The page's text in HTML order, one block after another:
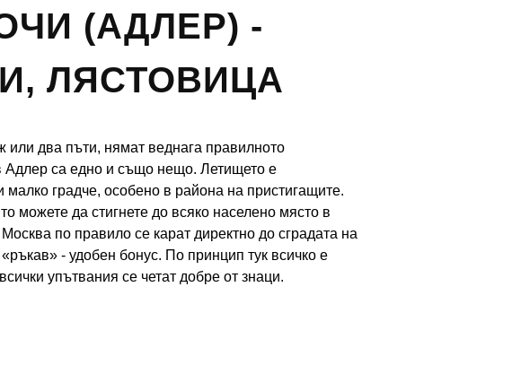
СТАТИИ ЗА СЕВИЛЯ
СТАТИИ ЗА ВАЛЕНСИЯ СТАТИИ ЗА ФРАНКФУРТ
СТАТИИ ЗА МЮНХЕН
(АДЛЕР) -
ЛЯСТОВИЦА
или два пъти, нямат веднага правилното
Адлер са едно и също нещо. Летището е
градче, особено в района на пристигащите.
можете да стигнете до всяко населено място в
по правило се карат директно до сградата на
- удобен бонус. По принцип тук всичко е
упътвания се четат добре от знаци.